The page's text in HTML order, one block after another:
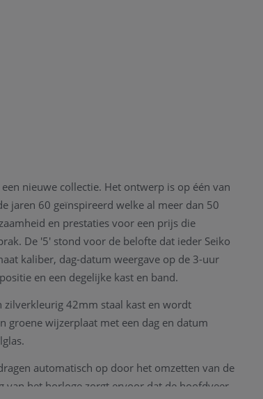
nieuwe collectie. Het ontwerp is op één van
jaren 60 geïnspireerd welke al meer dan 50
en prestaties voor een prijs die
De '5' stond voor de belofte dat ieder Seiko
kaliber, dag-datum weergave op de 3-uur
en een degelijke kast en band.
zilverkleurig 42mm staal kast en wordt
groene wijzerplaat met een dag en datum
automatisch op door het omzetten van de
van het horloge zorgt ervoor dat de hoofdveer